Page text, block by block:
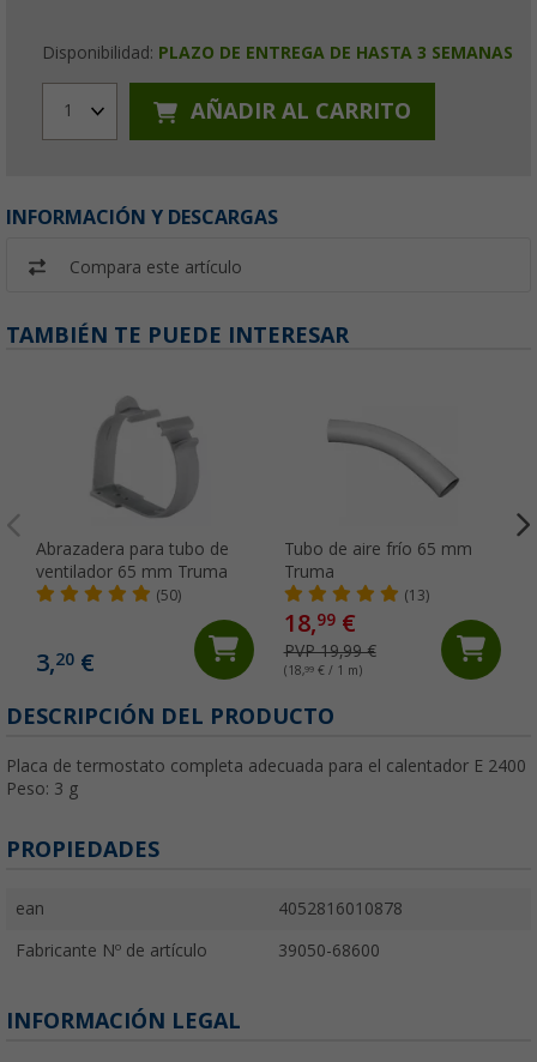
Disponibilidad: PLAZO DE ENTREGA DE HASTA 3 SEMANAS
1 AÑADIR AL CARRITO
INFORMACIÓN Y DESCARGAS
Compara este artículo
TAMBIÉN TE PUEDE INTERESAR
Abrazadera para tubo de
ventilador 65 mm Truma
(50)
3,20 €
Tubo de aire frío 65 mm
Truma
(13)
18,99€
PVP 19,99 €
(18,99€ / 1 m)
DESCRIPCIÓN DEL PRODUCTO
Placa de termostato completa adecuada para el calentador E 2400
Peso: 3 g
PROPIEDADES
ean 4052816010878
Fabricante Nº de artículo 39050-68600
INFORMACIÓN LEGAL